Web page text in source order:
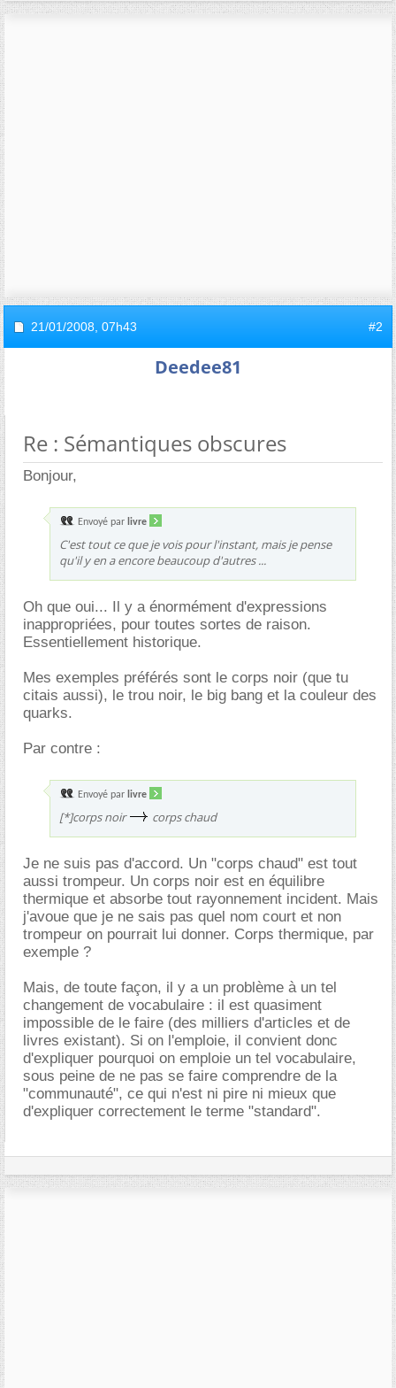
21/01/2008, 07h43 #2
Deedee81
Re : Sémantiques obscures
Bonjour,
Envoyé par livre
C'est tout ce que je vois pour l'instant, mais je pense
qu'il y en a encore beaucoup d'autres ...
Oh que oui... Il y a énormément d'expressions
inappropriées, pour toutes sortes de raison.
Essentiellement historique.
Mes exemples préférés sont le corps noir (que tu
citais aussi), le trou noir, le big bang et la couleur des
quarks.
Par contre :
Envoyé par livre
[*]corps noir corps chaud
Je ne suis pas d'accord. Un "corps chaud" est tout
aussi trompeur. Un corps noir est en équilibre
thermique et absorbe tout rayonnement incident. Mais
j'avoue que je ne sais pas quel nom court et non
trompeur on pourrait lui donner. Corps thermique, par
exemple ?
Mais, de toute façon, il y a un problème à un tel
changement de vocabulaire : il est quasiment
impossible de le faire (des milliers d'articles et de
livres existant). Si on l'emploie, il convient donc
d'expliquer pourquoi on emploie un tel vocabulaire,
sous peine de ne pas se faire comprendre de la
"communauté", ce qui n'est ni pire ni mieux que
d'expliquer correctement le terme "standard".